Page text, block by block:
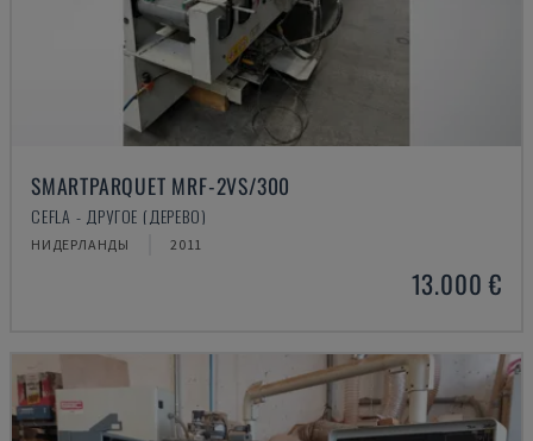
SMARTPARQUET MRF-2VS/300
CEFLA - ДРУГОЕ (ДЕРЕВО)
НИДЕРЛАНДЫ 2011
13.000 €